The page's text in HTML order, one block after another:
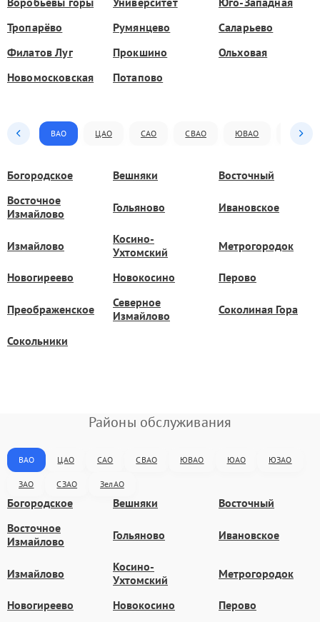
Тропарёво
Румянцево
Саларьево
Филатов Луг
Прокшино
Ольховая
Новомосковская
Потапово
ВАО ЦАО САО СВАО ЮВАО ЮАО
Богородское Вешняки
Восточный
Восточное
Измайлово
Гольяново Ивановское
Измайлово
Косино-
Ухтомский
Метрогородок
Новогиреево Новокосино Перово
Преображенское
Северное
Измайлово
Соколиная Гора
Сокольники
Районы обслуживания
ВАО ЦАО САО СВАО ЮВАО ЮАО ЮЗАО
ЗАО СЗАО ЗелАО
Богородское Вешняки
Восточный
Восточное
Измайлово
Гольяново Ивановское
Измайлово
Косино-
Ухтомский
Метрогородок
Новогиреево Новокосино Перово